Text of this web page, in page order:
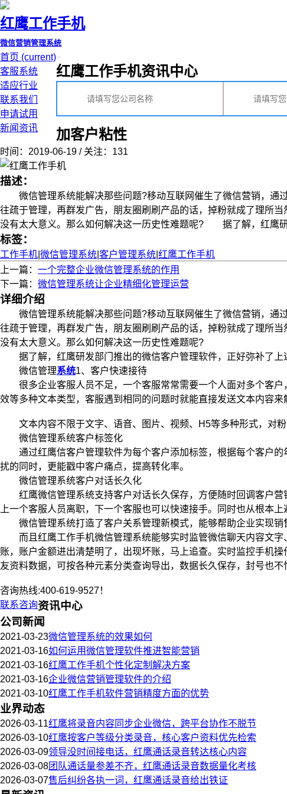
红鹰工作手机
微信营销管理系统
首页 (current)
客服系统
适应行业
联系我们
申请试用
新闻资讯
红鹰工作手机资讯中心
加客户粘性
时间：2019-06-19 / 关注：131
描述：
微信管理系统能解决那些问题?移动互联网催生了微信营销，通
往疏于管理，再群发广告，朋友圈刷刷产品的话，掉粉就成了理所
没有太大意义。那么如何解决这一历史性难题呢? 据了解，红鹰
标签：
工作手机 微信管理系统 客户管理系统 红鹰工作手机
上一篇： 一个完整企业微信管理系统的作用
下一篇： 微信管理系统让企业精细化管理运营
详细介绍
微信管理系统能解决那些问题?移动互联网催生了微信营销，通
往疏于管理，再群发广告，朋友圈刷刷产品的话，掉粉就成了理所
没有太大意义。那么如何解决这一历史性难题呢?
据了解，红鹰研发部门推出的微信客户管理软件，正好弥补了上
微信管理系统1、客户快速接待
很多企业客服人员不足，一个客服常常需要一个人面对多个客户
效等多种文本类型，客服遇到相同的问题时就能直接发送文本内容
文本内容不限于文字、语音、图片、视频、H5等多种形式，对粉
微信管理系统客户标签化
通过红鹰信客户管理软件为每个客户添加标签，根据每个客户的
扰的同时，更能戳中客户痛点，提高转化率。
微信管理系统客户对话长久化
红鹰微信管理系统支持客户对话长久保存，方便随时回调客户营
上一个客服人员离职，下一个客服也可以快速接手。同时也从根本
微信管理系统打造了客户关系管理新模式，能够帮助企业实现销
而且红鹰工作手机微信管理系统能够实时监管微信聊天内容文字
账，账户金额进出清楚明了，出现坏账，马上追查。实时监控手机
友资料数据，可按各种元素分类查询导出，数据长久保存，封号也不
咨询热线:400-619-9527！
联系咨询资讯中心
公司新闻
2021-03-23微信管理系统的效果如何
2021-03-16如何运用微信管理软件推进智能营销
2021-03-16红鹰工作手机个性化定制解决方案
2021-03-16企业微信营销管理软件的介绍
2021-03-10红鹰工作手机软件营销精度方面的优势
业界动态
2026-03-11红鹰将录音内容同步企业微信，跨平台协作不脱节
2026-03-10红鹰按客户等级分类录音，核心客户资料优先检索
2026-03-09领导没时间接电话，红鹰通话录音转达核心内容
2026-03-08团队通话量参差不齐，红鹰通话录音数据量化考核
2026-03-07售后纠纷各执一词，红鹰通话录音给出铁证